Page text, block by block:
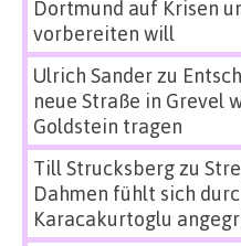
Dortmund auf Krisen
vorbereiten will
Ulrich Sanderzu
neue Straße in Grevel
Goldstein tragen
Till Strucksbergzu
Dahmen fühlt sich
Karacakurtoglu